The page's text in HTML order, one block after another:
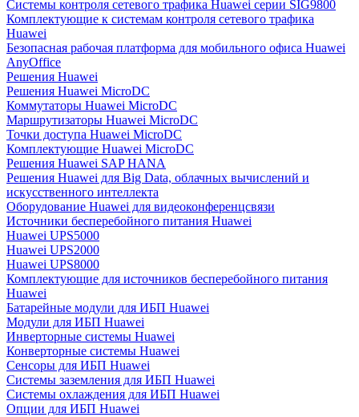
Системы контроля сетевого трафика Huawei серии SIG9800
Комплектующие к системам контроля сетевого трафика
Huawei
Безопасная рабочая платформа для мобильного офиса Huawei
AnyOffice
Решения Huawei
Решения Huawei MicroDC
Коммутаторы Huawei MicroDC
Маршрутизаторы Huawei MicroDC
Точки доступа Huawei MicroDC
Комплектующие Huawei MicroDC
Решения Huawei SAP HANA
Решения Huawei для Big Data, облачных вычислений и
искусственного интеллекта
Оборудование Huawei для видеоконференцсвязи
Источники бесперебойного питания Huawei
Huawei UPS5000
Huawei UPS2000
Huawei UPS8000
Комплектующие для источников бесперебойного питания
Huawei
Батарейные модули для ИБП Huawei
Модули для ИБП Huawei
Инверторные системы Huawei
Конверторные системы Huawei
Сенсоры для ИБП Huawei
Системы заземления для ИБП Huawei
Системы охлаждения для ИБП Huawei
Опции для ИБП Huawei